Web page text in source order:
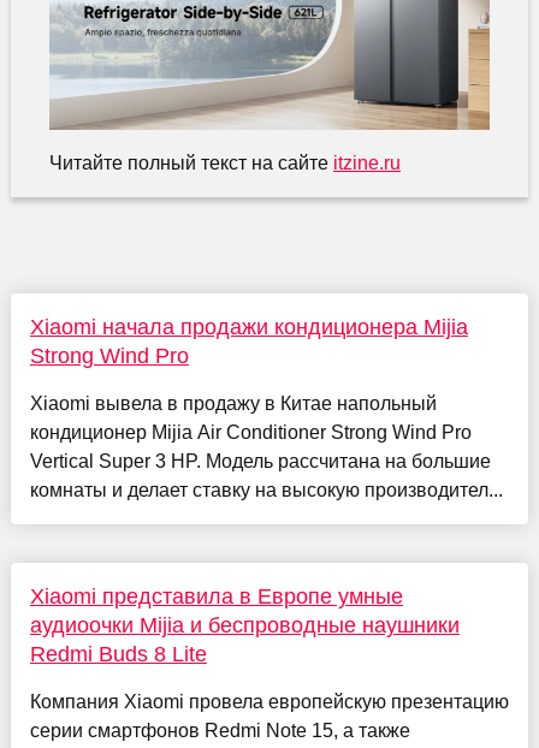
Читайте полный текст на сайте itzine.ru
Xiaomi начала продажи кондиционера Mijia
Strong Wind Pro
Xiaomi вывела в продажу в Китае напольный
кондиционер Mijia Air Conditioner Strong Wind Pro
Vertical Super 3 HP. Модель рассчитана на большие
комнаты и делает ставку на высокую производител...
Xiaomi представила в Европе умные
аудиоочки Mijia и беспроводные наушники
Redmi Buds 8 Lite
Компания Xiaomi провела европейскую презентацию
серии смартфонов Redmi Note 15, а также